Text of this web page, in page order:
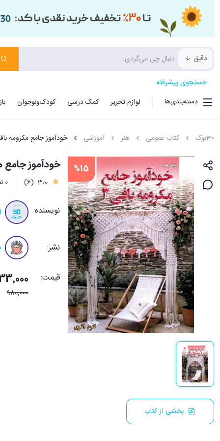
دقیق
جستجوی پیشرفته
دسته‌بندی‌ها
لوازم تحریر کمک درسی کودک‌ونوجوان
30بوک کتاب عمومی هنر آموزشی خودآموز جامع مکرومه
%15
بخشی از کتاب
خودآموز جامع
3٫0 (6) 0 نظر
نویسنده:
نشر:
قیمت: 833٬000
980٬000